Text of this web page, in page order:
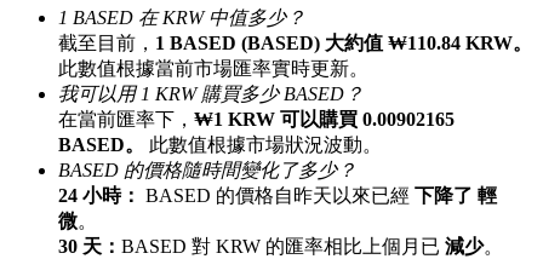
邀请好友
1 BASED 在 KRW 中值多少？
截至目前， 1 BASED (BASED) 大約值 ₩110.84 KRW。
此數值根據當前市場匯率實時更新。
我可以用 1 KRW 購買多少 BASED？
在當前匯率下， ₩1 KRW 可以購買 0.00902165
BASED。
此數值根據市場狀況波動。
BASED 的價格隨時間變化了多少？
24 小時： BASED 的價格自昨天以來已經 下降了 輕
微。
30 天： BASED 對 KRW 的匯率相比上個月已 減少。